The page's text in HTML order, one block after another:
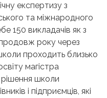
експертизу з
та міжнародного
150 викладачів як з
року через
проходить близько
магістра
рішення школи
і підприємців, які